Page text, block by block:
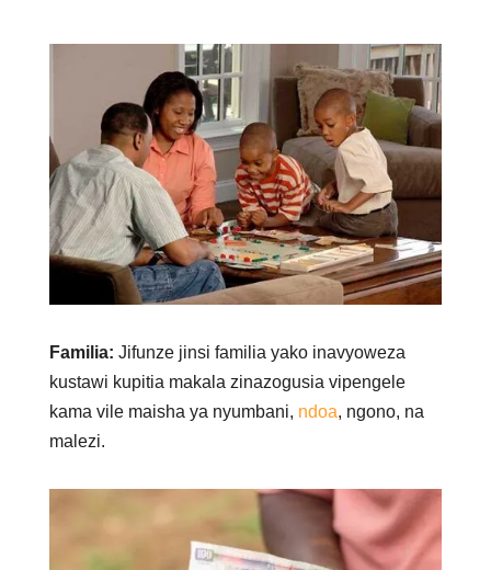
Familia: Jifunze jinsi familia yako inavyoweza
kustawi kupitia makala zinazogusia vipengele
kama vile maisha ya nyumbani, ndoa, ngono, na
malezi.